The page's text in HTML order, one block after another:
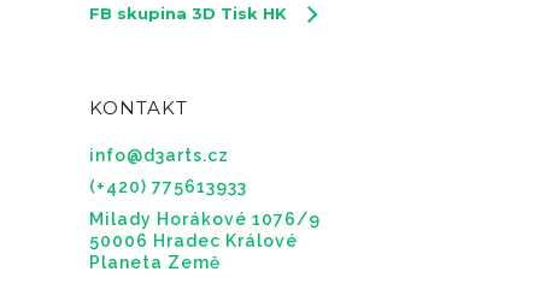
FB skupina 3D Tisk HK
KONTAKT
info@d3arts.cz
(+420) 775613933
Milady Horákové 1076/9
50006 Hradec Králové
Planeta Země